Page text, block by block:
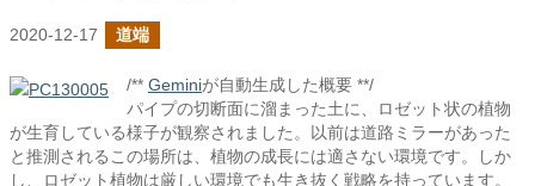
2020-12-17 道端
/** Geminiが自動生成した概要 **/
パイプの切断面に溜まった土に、ロゼット状の植物
が生育している様子が観察されました。以前は道路ミラーがあった
と推測されるこの場所は、植物の成長には適さない環境です。しか
し、ロゼット植物は厳しい環境でも生き抜く戦略を持っています。